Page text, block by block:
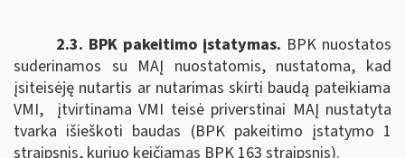
2.3. BPK pakeitimo įstatymas. BPK nuostatos
suderinamos su MAĮ nuostatomis, nustatoma, kad
įsiteisėję nutartis ar nutarimas skirti baudą pateikiama
VMI,
įtvirtinama VMI teisė priverstinai MAĮ nustatyta
tvarka išieškoti baudas (BPK pakeitimo įstatymo 1
straipsnis, kuriuo keičiamas BPK 163 straipsnis).